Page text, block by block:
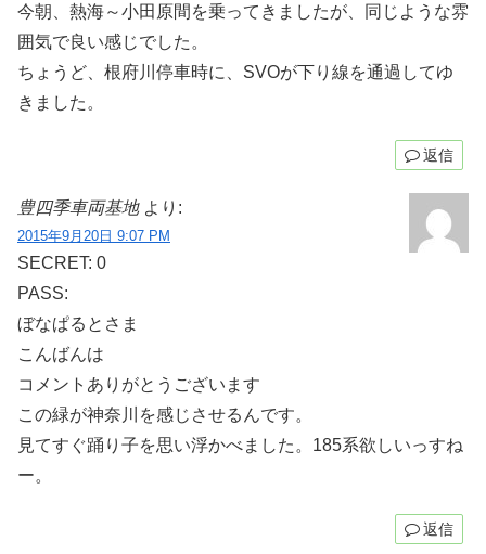
今朝、熱海～小田原間を乗ってきましたが、同じような雰
囲気で良い感じでした。
ちょうど、根府川停車時に、SVOが下り線を通過してゆ
きました。
返信
豊四季車両基地 より:
2015年9月20日 9:07 PM
SECRET: 0
PASS:
ぼなぱるとさま
こんばんは
コメントありがとうございます
この緑が神奈川を感じさせるんです。
見てすぐ踊り子を思い浮かべました。185系欲しいっすね
ー。
返信